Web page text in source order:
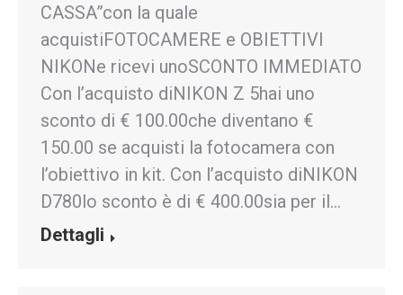
CASSA”con la quale
acquistiFOTOCAMERE e OBIETTIVI
NIKONe ricevi unoSCONTO IMMEDIATO
Con l’acquisto diNIKON Z 5hai uno
sconto di € 100.00che diventano €
150.00 se acquisti la fotocamera con
l’obiettivo in kit. Con l’acquisto diNIKON
D780lo sconto è di € 400.00sia per il…
Dettagli